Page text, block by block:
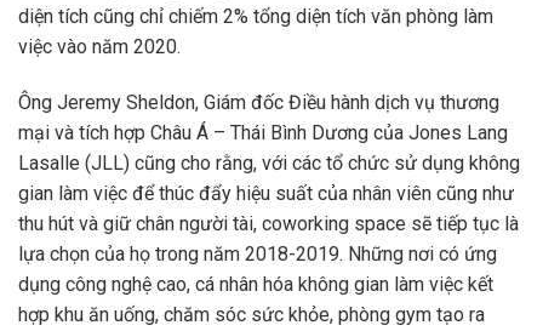
diện tích cũng chỉ chiếm 2% tổng diện tích văn phòng làm
việc vào năm 2020.
Ông Jeremy Sheldon, Giám đốc Điều hành dịch vụ thương
mại và tích hợp Châu Á – Thái Bình Dương của Jones Lang
Lasalle (JLL) cũng cho rằng, với các tổ chức sử dụng không
gian làm việc để thúc đẩy hiệu suất của nhân viên cũng như
thu hút và giữ chân người tài, coworking space sẽ tiếp tục là
lựa chọn của họ trong năm 2018-2019. Những nơi có ứng
dụng công nghệ cao, cá nhân hóa không gian làm việc kết
hợp khu ăn uống, chăm sóc sức khỏe, phòng gym tạo ra